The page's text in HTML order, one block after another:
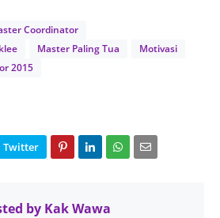
Coordinator
Master Paling Tua
Motivasi
2015
by Kak Wawa